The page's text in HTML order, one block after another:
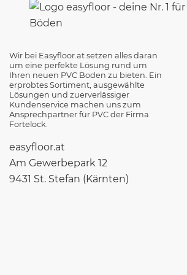
Wir bei Easyfloor.at setzen alles daran
um eine perfekte Lösung rund um
Ihren neuen PVC Boden zu bieten. Ein
erprobtes Sortiment, ausgewählte
Lösungen und zuerverlässiger
Kundenservice machen uns zum
Ansprechpartner für PVC der Firma
Fortelock.
easyfloor.at
Am Gewerbepark 12
9431 St. Stefan (Kärnten)